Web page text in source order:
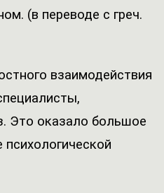
(в переводе с греч.
взаимодействия
Это оказало большое